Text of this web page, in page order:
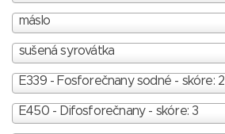
máslo
sušená syrovátka
E339 - Fosforečnany sodné - skóre: 2
E450 - Difosforečnany - skóre: 3